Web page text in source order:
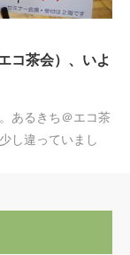
コ茶会）、いよ
あるきち＠エコ茶
し違っていまし